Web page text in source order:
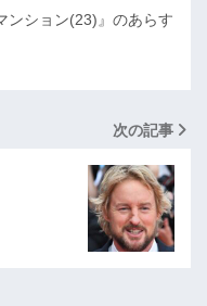
ンション(23)』のあらす
次の記事